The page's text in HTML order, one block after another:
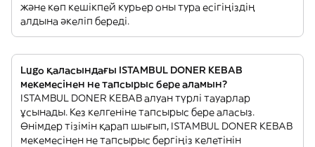
және көп кешікпей курьер оны тура есігіңіздің
алдына әкеліп береді.
Lugo қаласындағы ISTAMBUL DONER KEBAB
мекемесінен не тапсырыс бере аламын?
ISTAMBUL DONER KEBAB алуан түрлі тауарлар
ұсынады. Кез келгеніне тапсырыс бере аласыз.
Өнімдер тізімін қарап шығып, ISTAMBUL DONER KEBAB
мекемесінен не тапсырыс бергіңіз келетінін